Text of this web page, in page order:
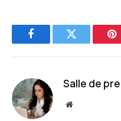
FacebookTwitter
Salle de
Site